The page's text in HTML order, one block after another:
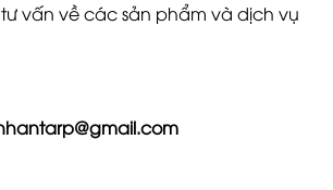
vấn về các sản phẩm và dịch vụ